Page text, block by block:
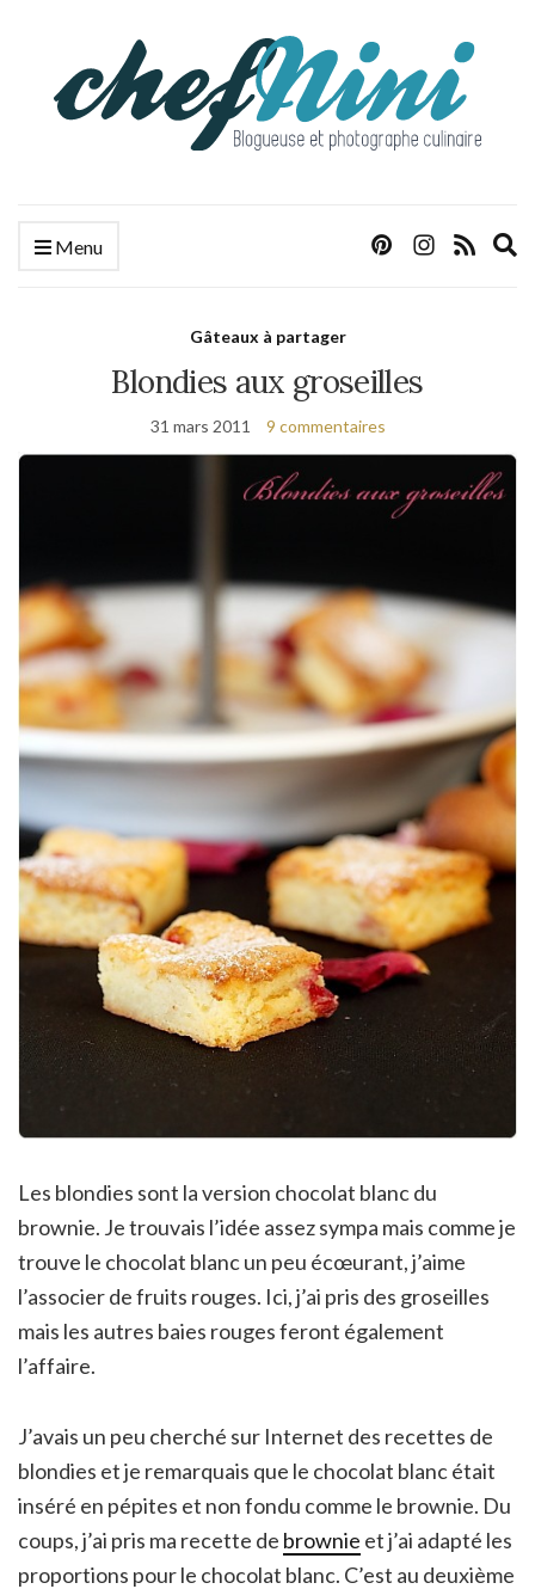
Menu
Gâteaux à partager
Blondies aux groseilles
31 mars 2011 9 commentaires
Les blondies sont la version chocolat blanc du
brownie. Je trouvais l’idée assez sympa mais comme je
trouve le chocolat blanc un peu écœurant, j’aime
l’associer de fruits rouges. Ici, j’ai pris des groseilles
mais les autres baies rouges feront également
l’affaire.
J’avais un peu cherché sur Internet des recettes de
blondies et je remarquais que le chocolat blanc était
inséré en pépites et non fondu comme le brownie. Du
coups, j’ai pris ma recette de brownie et j’ai adapté les
proportions pour le chocolat blanc. C’est au deuxième